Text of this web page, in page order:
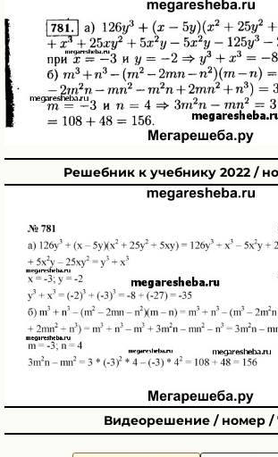
Решебник к учебнику 2022 /
Видеорешение / номер /